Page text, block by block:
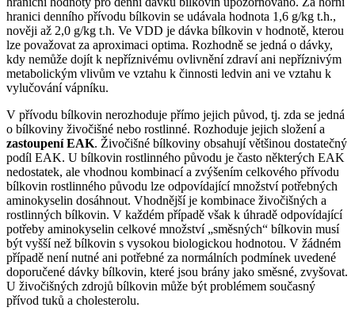
hranici denního přívodu bílkovin se udávala hodnota 1,6 g/kg t.h.,
nověji až 2,0 g/kg t.h. Ve VDD je dávka bílkovin v hodnotě, kterou
lze považovat za aproximaci optima. Rozhodně se jedná o dávky,
kdy nemůže dojít k nepříznivému ovlivnění zdraví ani nepříznivým
metabolickým vlivům ve vztahu k činnosti ledvin ani ve vztahu k
vylučování vápníku.
V přívodu bílkovin nerozhoduje přímo jejich původ, tj. zda se jedná
o bílkoviny živočišné nebo rostlinné. Rozhoduje jejich složení a
zastoupení EAK. Živočišné bílkoviny obsahují většinou dostatečný
podíl EAK. U bílkovin rostlinného původu je často některých EAK
nedostatek, ale vhodnou kombinací a zvýšením celkového přívodu
bílkovin rostlinného původu lze odpovídající množství potřebných
aminokyselin dosáhnout. Vhodnější je kombinace živočišných a
rostlinných bílkovin. V každém případě však k úhradě odpovídající
potřeby aminokyselin celkové množství „směsných“ bílkovin musí
být vyšší než bílkovin s vysokou biologickou hodnotou. V žádném
případě není nutné ani potřebné za normálních podmínek uvedené
doporučené dávky bílkovin, které jsou brány jako směsné, zvyšovat.
U živočišných zdrojů bílkovin může být problémem současný
přívod tuků a cholesterolu.